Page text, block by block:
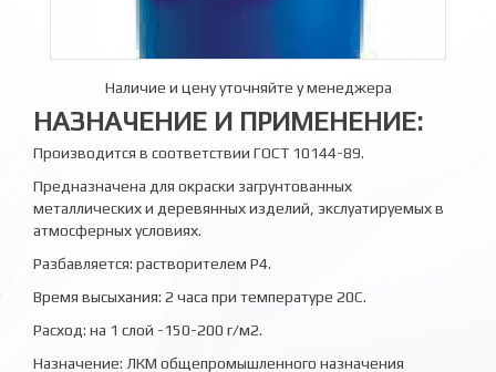
Наличие и цену уточняйте у менеджера
НАЗНАЧЕНИЕ И ПРИМЕНЕНИЕ:
Производится в соответствии ГОСТ 10144-89.
Предназначена для окраски загрунтованных
металлических и деревянных изделий, экслуатируемых в
атмосферных условиях.
Разбавляется: растворителем Р4.
Время высыхания: 2 часа при температуре 20С.
Расход: на 1 слой -150-200 г/м2.
Назначение: ЛКМ общепромышленного назначения